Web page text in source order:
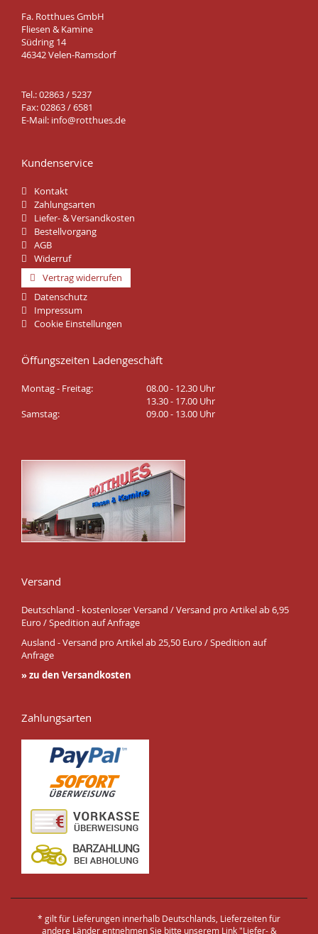
Fa. Rotthues GmbH
Fliesen & Kamine
Südring 14
46342 Velen-Ramsdorf
Tel.: 02863 / 5237
Fax: 02863 / 6581
E-Mail: info@rotthues.de
Kundenservice
Kontakt
Zahlungsarten
Liefer- & Versandkosten
Bestellvorgang
AGB
Widerruf
Vertrag widerrufen
Datenschutz
Impressum
Cookie Einstellungen
Öffungszeiten Ladengeschäft
Montag - Freitag:
08.00 - 12.30 Uhr
13.30 - 17.00 Uhr
Samstag:
09.00 - 13.00 Uhr
Versand
Deutschland - kostenloser Versand / Versand pro Artikel ab 6,95
Euro / Spedition auf Anfrage
Ausland - Versand pro Artikel ab 25,50 Euro / Spedition auf
Anfrage
» zu den Versandkosten
Zahlungsarten
* gilt für Lieferungen innerhalb Deutschlands, Lieferzeiten für
andere Länder entnehmen Sie bitte unserem Link "Liefer- &